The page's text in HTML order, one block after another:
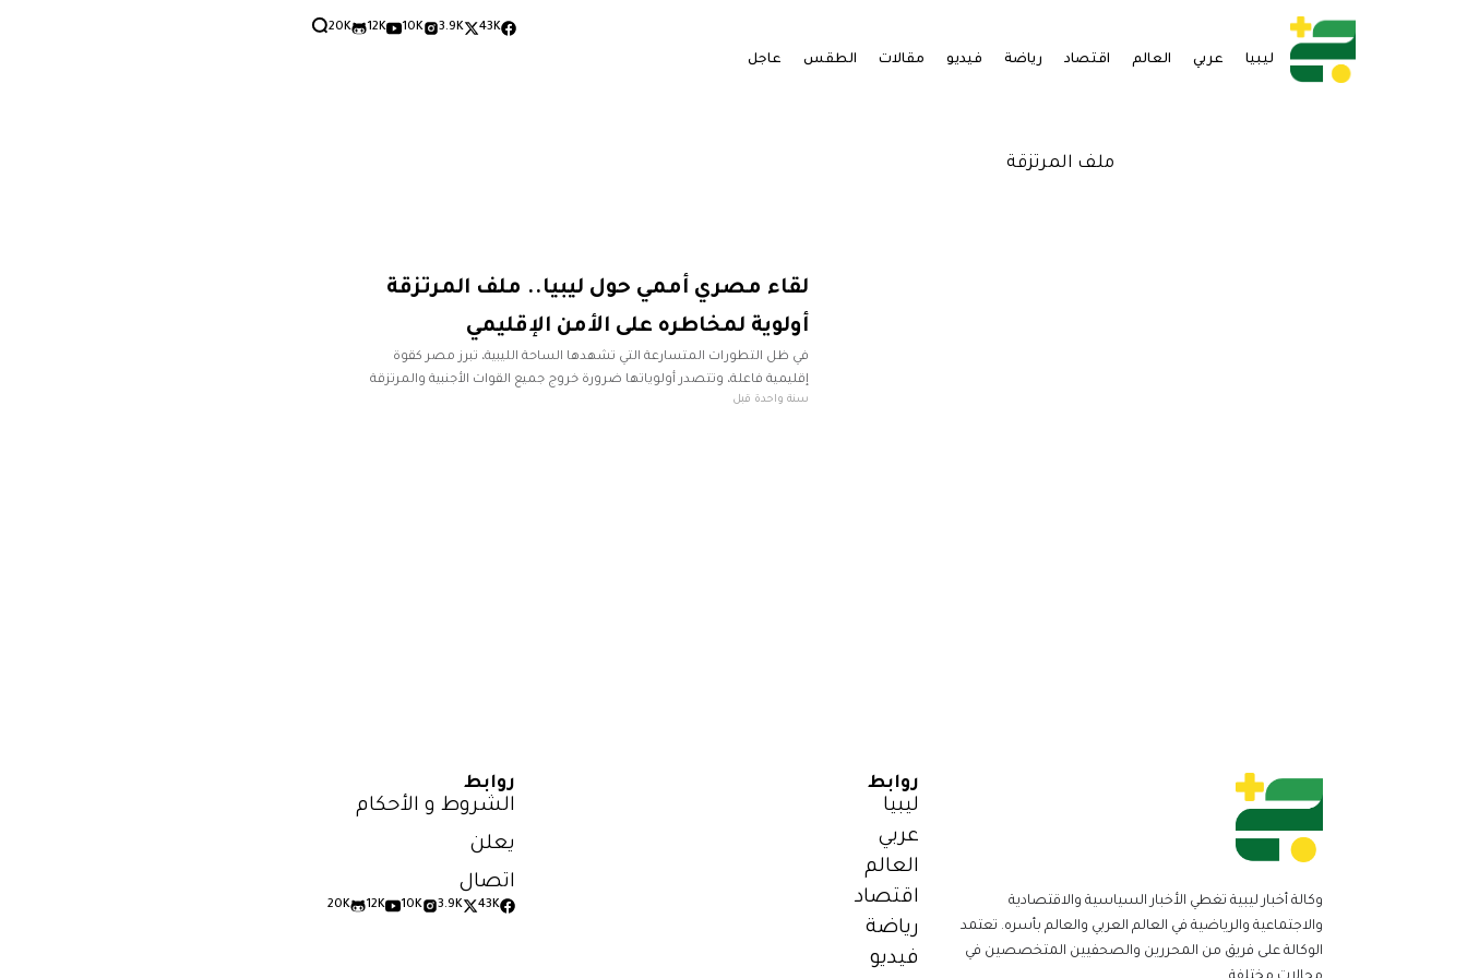
ليبيا عربي العالم اقتصاد رياضة فيديو مقالات الطقس عاجل
43K
3.9K
10K
12K
20K
ملف المرتزقة
لقاء مصري أممي حول ليبيا.. ملف المرتزقة
أولوية لمخاطره على الأمن الإقليمي
في ظل التطورات المتسارعة التي تشهدها الساحة الليبية، تبرز مصر كقوة
إقليمية فاعلة، وتتصدر أولوياتها ضرورة خروج جميع القوات الأجنبية والمرتزقة
من الأراضي الليبية. هذا المطلب المصري ليس وليد اللحظة،
سنة واحدة قبل
وكالة أخبار ليبية تغطي الأخبار السياسية والاقتصادية
والاجتماعية والرياضية في العالم العربي والعالم بأسره. تعتمد
الوكالة على فريق من المحررين والصحفيين المتخصصين في
روابط
ليبيا
عربي
العالم
اقتصاد
رياضة
فيديو
روابط
الشروط و الأحكام
يعلن
اتصال
43K
3.9K
10K
12K
20K